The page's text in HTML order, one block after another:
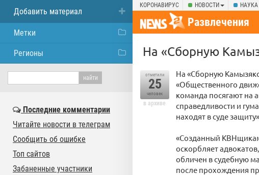
КОРОНАВИРУС НОВОСТИ
Развлечения
На «Сборную
отметили
25
человек
в архиве
На «Сборную
«Общественного
команда посягают на
справедливости и
находят в суде
«Созданный
оскорбляет
обличен в судебную
после прохождения
Добавить материал
Метки
Регионы
Последние комментарии
Читайте новости в телеграм
Сообщить об ошибке
Топ сайтов
Забаненные участники